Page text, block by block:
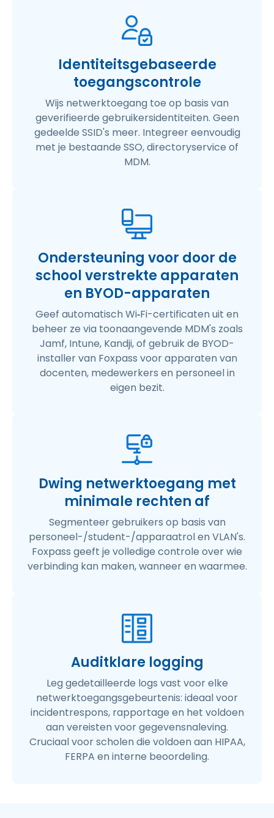
Identiteitsgebaseerde
toegangscontrole
Wijs netwerktoegang toe op basis van
geverifieerde gebruikersidentiteiten. Geen
gedeelde SSID's meer. Integreer eenvoudig
met je bestaande SSO, directoryservice of
MDM.
Ondersteuning voor door de
school verstrekte apparaten
en BYOD-apparaten
Geef automatisch Wi‑Fi-certificaten uit en
beheer ze via toonaangevende MDM's zoals
Jamf, Intune, Kandji, of gebruik de BYOD-
installer van Foxpass voor apparaten van
docenten, medewerkers en personeel in
eigen bezit.
Dwing netwerktoegang met
minimale rechten af
Segmenteer gebruikers op basis van
personeel-/student-/apparaatrol en VLAN's.
Foxpass geeft je volledige controle over wie
verbinding kan maken, wanneer en waarmee.
Auditklare logging
Leg gedetailleerde logs vast voor elke
netwerktoegangsgebeurtenis: ideaal voor
incidentrespons, rapportage en het voldoen
aan vereisten voor gegevensnaleving.
Cruciaal voor scholen die voldoen aan HIPAA,
FERPA en interne beoordeling.